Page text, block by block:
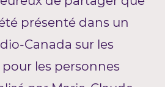
présenté dans un
Canada sur les
les personnes